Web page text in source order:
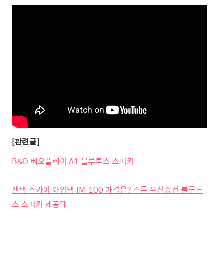
[관련글]
B&O 베오플레이 A1 블루투스 스피커
팬택 스카이 아임백 IM-100 가격은? 스톤 무선충전 블루투
스 스피커 제공돼